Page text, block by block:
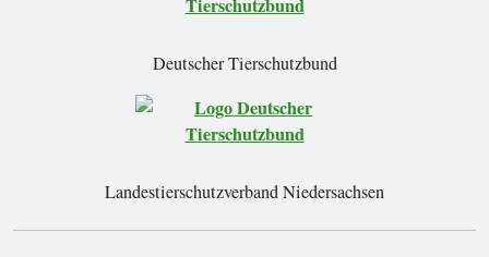
Deutscher Tierschutzbund
Landestierschutzverband Niedersachsen